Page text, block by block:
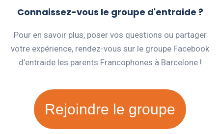
Connaissez-vous le groupe d'entraide ?
Pour en savoir plus, poser vos questions ou partager
votre expérience, rendez-vous sur le groupe Facebook
d’entraide les parents Francophones à Barcelone !
Rejoindre le groupe